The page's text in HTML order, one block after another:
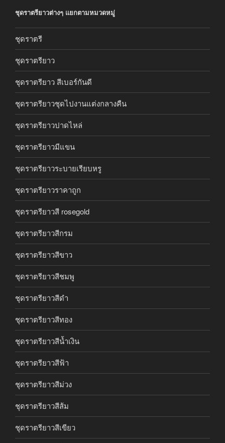
ชุดราตรียาวต่างๆ แยกตามหมวดหมู่
ชุดราตรี
ชุดราตรียาว
ชุดราตรียาว สีเบอร์กันดี
ชุดราตรียาวชุดไปงานแต่งกลางคืน
ชุดราตรียาวปาดไหล่
ชุดราตรียาวมีแขน
ชุดราตรียาวระบายเรียบหรู
ชุดราตรียาวราคาถูก
ชุดราตรียาวสี rosegold
ชุดราตรียาวสีกรม
ชุดราตรียาวสีขาว
ชุดราตรียาวสีชมพู
ชุดราตรียาวสีดำ
ชุดราตรียาวสีทอง
ชุดราตรียาวสีน้ำเงิน
ชุดราตรียาวสีฟ้า
ชุดราตรียาวสีม่วง
ชุดราตรียาวสีส้ม
ชุดราตรียาวสีเขียว